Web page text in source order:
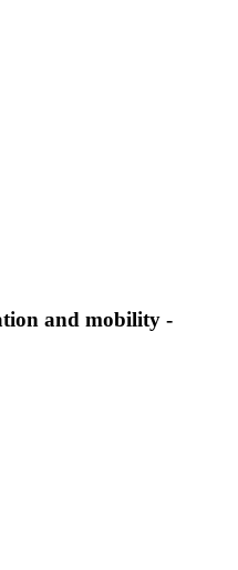
and mobility -